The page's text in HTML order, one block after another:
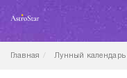
Главная Лунный календарь